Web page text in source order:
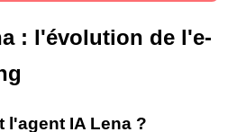
: l'évolution de l'e-
l'agent IA Lena ?